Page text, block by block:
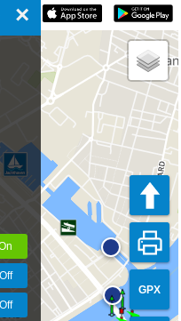
×
GPX